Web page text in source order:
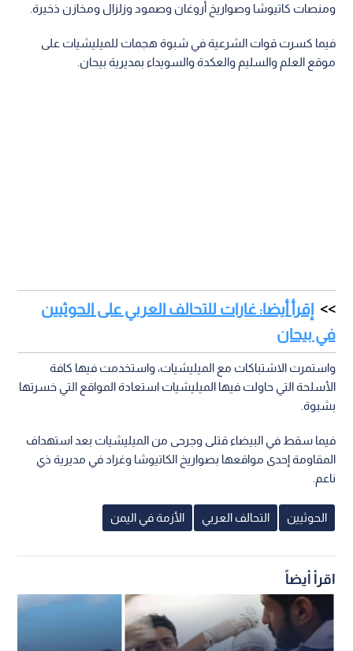
ومنصات كاتيوشا وصواريخ أروغان وصمود وزلزال ومخازن ذخيرة.
فيما كسرت قوات الشرعية في شبوة هجمات للميليشيات على
موقع العلم والسليم والعكدة والسويداء بمديرية بيحان.
إقرأ أيضا: غارات للتحالف العربي على الحوثيين
في بيحان
واستمرت الاشتباكات مع الميليشيات، واستخدمت فيها كافة
الأسلحة التي حاولت فيها الميليشيات استعادة المواقع التي خسرتها
بشبوة.
فيما سقط في البيضاء قتلى وجرحى من الميليشيات بعد استهداف
المقاومة إحدى مواقعها بصواريخ الكاتيوشا وغراد في مديرية ذي
ناعم.
الحوثيين التحالف العربي الأزمة في اليمن
اقرأ أيضاً